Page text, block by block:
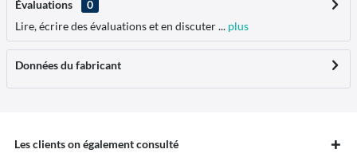
Évaluations
0
Lire, écrire des évaluations et en discuter ... plus
Données du fabricant
Les clients on également consulté